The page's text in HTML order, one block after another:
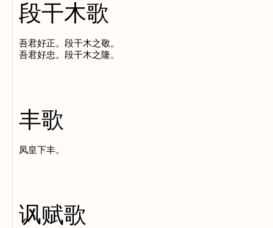
段干木歌
吾君好正。段干木之敬。
丰歌
讽赋歌